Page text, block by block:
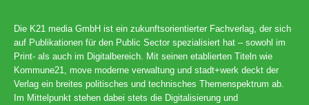
Die K21 media GmbH ist ein zukunftsorientierter Fachverlag, der sich
auf Publikationen für den Public Sector spezialisiert hat – sowohl im
Print- als auch im Digitalbereich. Mit seinen etablierten Titeln wie
Kommune21, move moderne verwaltung und stadt+werk deckt der
Verlag ein breites politisches und technisches Themenspektrum ab.
Im Mittelpunkt stehen dabei stets die Digitalisierung und